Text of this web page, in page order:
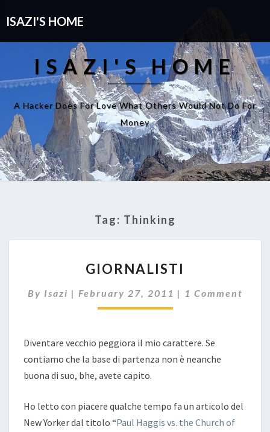
ISAZI'S HOME
ISAZI'S HOME
A Hacker Does For Love What Others Would Not Do For
Money
Tag: Thinking
GIORNALISTI
By Isazi | February 27, 2011 | Comments
1 Comment
Diventare vecchio peggiora il mio carattere. Se
contiamo che la base di partenza non è neanche
buona di suo, bhe, avete capito.
Ho letto con piacere qualche tempo fa un articolo del
New Yorker dal titolo “Paul Haggis vs. the Church of